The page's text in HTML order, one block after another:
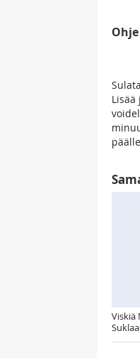
Ohje
Lisää
Viskiä